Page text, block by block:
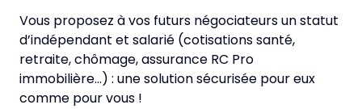
Vous proposez à vos futurs négociateurs un statut
d’indépendant et salarié (cotisations santé,
retraite, chômage, assurance RC Pro
immobilière…) : une solution sécurisée pour eux
comme pour vous !